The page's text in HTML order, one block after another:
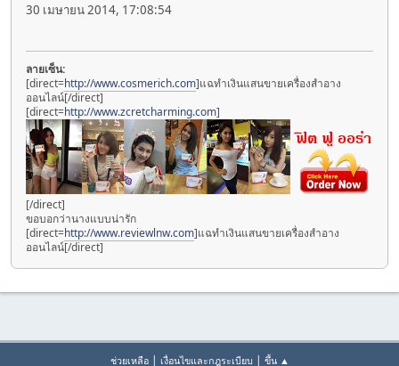
30 เมษายน 2014, 17:08:54
ลายเซ็น:
[direct=http://www.cosmerich.com]แฉทำเงินแสนขายเครื่องสำอาง
ออนไลน์[/direct]
[direct=http://www.zcretcharming.com]
[/direct]
ขอบอกว่านางแบบน่ารัก
[direct=http://www.reviewlnw.com]แฉทำเงินแสนขายเครื่องสำอาง
ออนไลน์[/direct]
ช่วยเหลือ| เงื่อนไขและกฎระเบียบ | ขึ้น ▲